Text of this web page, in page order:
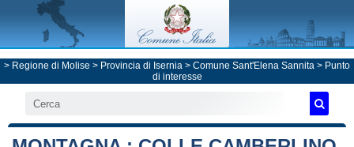
> Regione di Molise > Provincia di Isernia > Comune Sant'Elena Sannita > Punto
di interesse